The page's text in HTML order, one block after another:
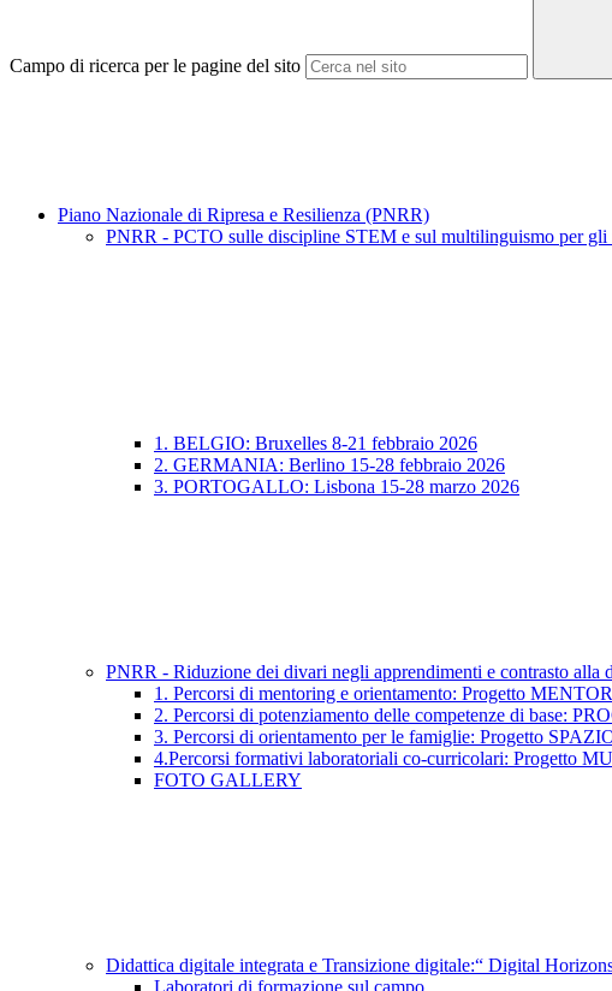
Campo di ricerca per le pagine del sito
Piano Nazionale di Ripresa e Resilienza (PNRR)
PNRR - PCTO sulle discipline STEM e sul multilinguismo per gli
1. BELGIO: Bruxelles 8-21 febbraio 2026
2. GERMANIA: Berlino 15-28 febbraio 2026
3. PORTOGALLO: Lisbona 15-28 marzo 2026
PNRR - Riduzione dei divari negli apprendimenti e contrasto alla
1. Percorsi di mentoring e orientamento: Progetto
2. Percorsi di potenziamento delle competenze di base:
3. Percorsi di orientamento per le famiglie: Progetto
4.Percorsi formativi laboratoriali co-curricolari: Progetto
FOTO GALLERY
Didattica digitale integrata e Transizione digitale:“ Digital